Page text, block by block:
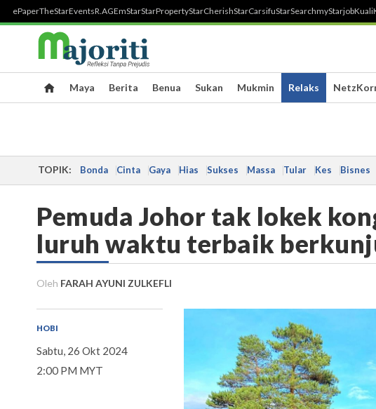
ePaperTheStarEventsR.AGEmStarStarPropertyStarCherishStarCarsifuStarSearchmyStarjobKuali
Maya Berita Benua Sukan Mukmin Relaks
TOPIK: Bonda Cinta Gaya Hias Sukses Massa Tular Kes Bisnes
Pemuda Johor tak lokek
luruh waktu terbaik
Oleh FARAH AYUNI ZULKEFLI
HOBI
Sabtu, 26 Okt 2024
2:00 PM MYT